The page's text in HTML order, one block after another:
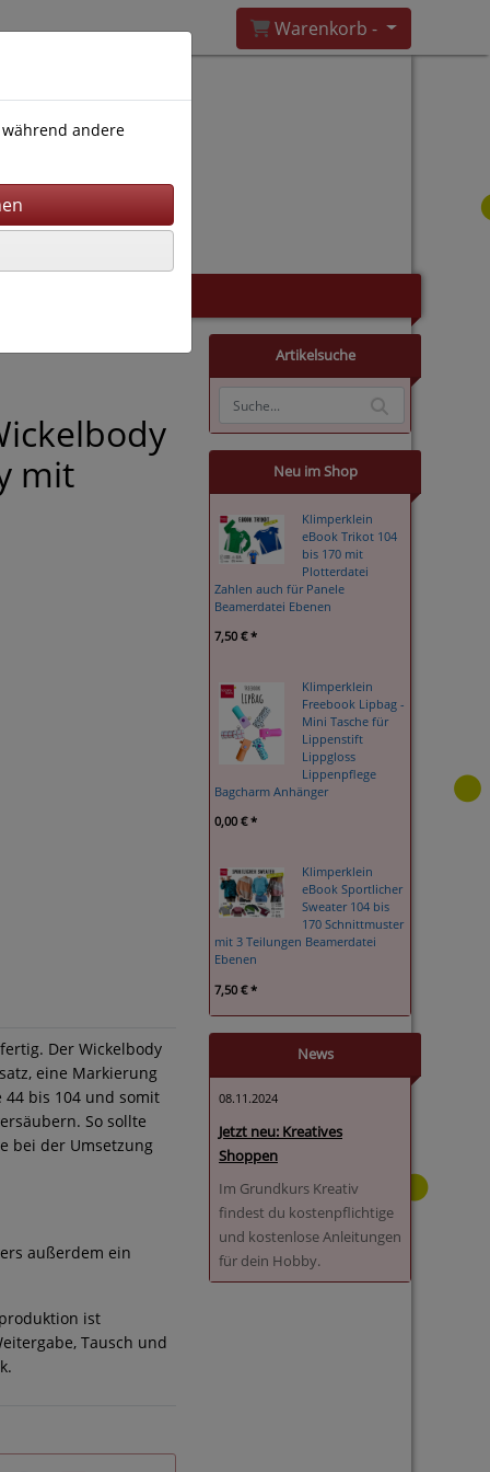
Warenkorb -
mit
Der Wickelbody
eine Markierung
bis 104 und somit
So sollte
bei der Umsetzung
außerdem ein
ist
Tausch und
Artikelsuche
Neu im Shop
Klimperklein
eBook Trikot 104
bis 170 mit
Plotterdatei
Zahlen auch für Panele
Beamerdatei Ebenen
7,50 € *
Klimperklein
Freebook Lipbag -
Mini Tasche für
Lippenstift
Lippgloss
Lippenpflege
Bagcharm Anhänger
0,00 € *
Klimperklein
eBook Sportlicher
Sweater 104 bis
170 Schnittmuster
mit 3 Teilungen Beamerdatei
Ebenen
7,50 € *
News
08.11.2024
Jetzt neu: Kreatives
Shoppen
Im Grundkurs Kreativ
findest du kostenpflichtige
und kostenlose Anleitungen
für dein Hobby.
während andere